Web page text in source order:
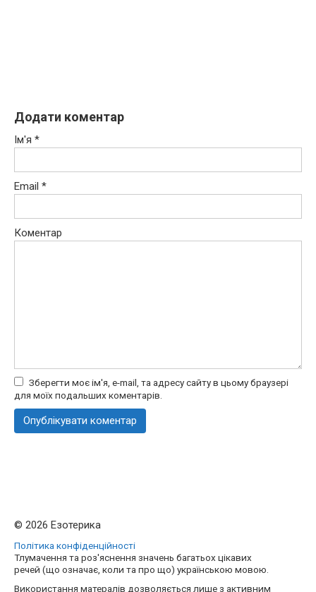
Додати коментар
Ім'я *
Email *
Коментар
Зберегти моє ім'я, e-mail, та адресу сайту в цьому браузері
для моїх подальших коментарів.
© 2026 Езотерика
Політика конфіденційності
Тлумачення та роз'яснення значень багатьох цікавих
речей (що означає, коли та про що) українською мовою.
Використання матералів дозволяється лише з активним